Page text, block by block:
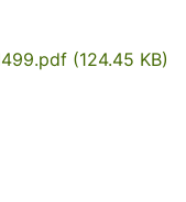
(124.45 KB)